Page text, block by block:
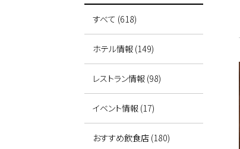
すべて (618)
ホテル情報 (149)
レストラン情報 (98)
イベント情報 (17)
おすすめ飲食店 (180)